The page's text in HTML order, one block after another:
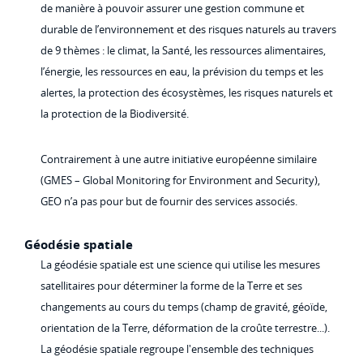
de manière à pouvoir assurer une gestion commune et
durable de l’environnement et des risques naturels au travers
de 9 thèmes : le climat, la Santé, les ressources alimentaires,
l’énergie, les ressources en eau, la prévision du temps et les
alertes, la protection des écosystèmes, les risques naturels et
la protection de la Biodiversité.
Contrairement à une autre initiative européenne similaire
(GMES – Global Monitoring for Environment and Security),
GEO n’a pas pour but de fournir des services associés.
Géodésie spatiale
La géodésie spatiale est une science qui utilise les mesures
satellitaires pour déterminer la forme de la Terre et ses
changements au cours du temps (champ de gravité, géoïde,
orientation de la Terre, déformation de la croûte terrestre...).
La géodésie spatiale regroupe l'ensemble des techniques